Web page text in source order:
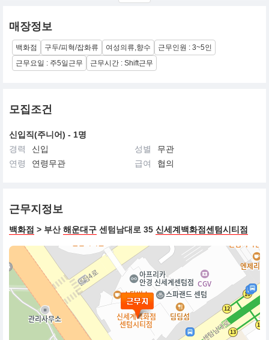
셀린느의 첫 사업은 아동용 맞춤 슈즈였고, 머지않아 그녀의 부티크
의 영향력이 파리 전역으로 뻗어 나가며 주요 고객들로부터 그들의
자녀를 위한 오뜨 꾸뛰르 슈즈 제작을 요청받았다. 셀린느는 슈즈 사
컬렉션까지 디자인했다. 바로 이 시점에 셀린느는 메종의 주요 정신
으로 장인정신과 최고급 소재를 내세우며 ‘파리지앵 시크(Parisian
chic)’를 대표하는 브랜드로 자리잡았다.
다양한 액세서리들이 조화를 이루며 완성된 오뜨 꾸뛰르 디자인들
은 셀린느가 선보이는 풀 실루엣 안에서 세심한 가능성들로 채워진
프랑스식 기교를 한껏 드러낸다.
셀린느는 창립자인 비피아나의 헤리티지를 기리는 뜻에서 1971년
이래 셀린느 메종의 상징이 되어온 ‘트리옹프’ 앰블럼을 새롭게 선보
이고 있으며, 이와 더불어 풀 실루엣으로 다양한 컬렉션을 선보이고
매장정보
백화점 구두/피혁/잡화류 여성의류,향수
근무인원 : 3~5인
근무요일 : 주5일근무
근무시간 : Shift근무
모집조건
신입직(주니어) - 1명
경력
신입 성별
무관
연령
연령무관 급여 협의
근무지정보
백화점 > 부산해운대구 센텀남대로 35 신세계백화점센텀시티점